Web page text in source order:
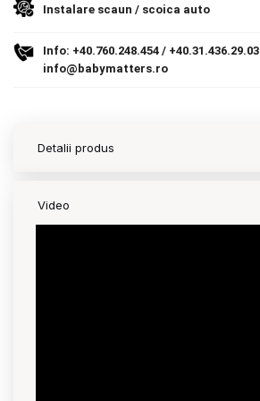
Instalare scaun / scoica auto
Info: +40.760.248.454 / +40.31.436.29.03
info@babymatters.ro
Detalii produs
Video